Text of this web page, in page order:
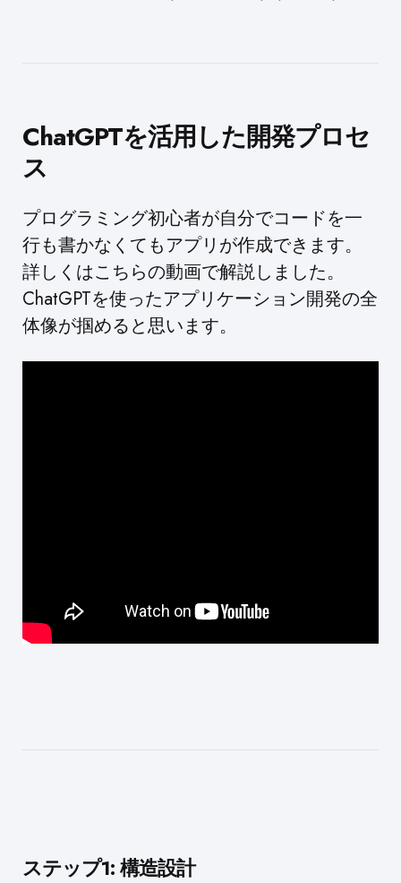
ChatGPTを活用した開発プロセ
ス
プログラミング初心者が自分でコードを一
行も書かなくてもアプリが作成できます。
詳しくはこちらの動画で解説しました。
ChatGPTを使ったアプリケーション開発の全
体像が掴めると思います。
ステップ1: 構造設計